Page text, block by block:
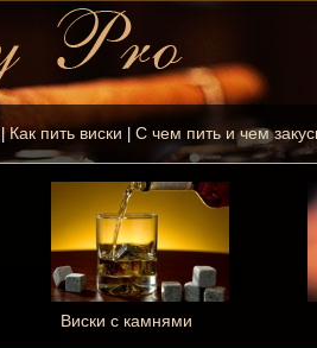
|Как пить виски С чем пить и чем
Виски с камнями